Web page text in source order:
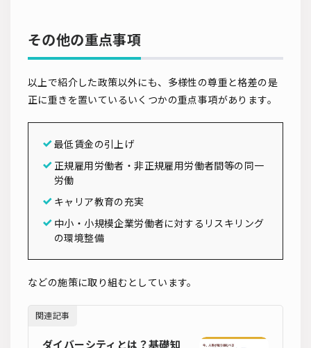
その他の重点事項
以上で紹介した政策以外にも、多様性の尊重と格差の是
正に重きを置いているいくつかの重点事項があります。
最低賃金の引上げ
正規雇用労働者・非正規雇用労働者間等の同一
労働
キャリア教育の充実
中小・小規模企業労働者に対するリスキリング
の環境整備
などの施策に取り組むとしています。
関連記事
ダイバーシティとは？基礎知